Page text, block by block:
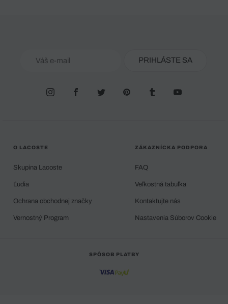
PRIHLÁSTE SA
O LACOSTE
Skupina Lacoste
Ľudia
Ochrana obchodnej značky
Vernostný Program
ZÁKAZNÍCKA PODPORA
FAQ
Veľkostná tabuľka
Kontaktujte nás
Nastavenia Súborov Cookie
SPÔSOB PLATBY